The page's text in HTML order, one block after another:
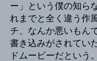
ー」という僕の知ら
れまでと全く違う作
チ、なんか悪いもん
書き込みがされてい
ドムービーだという